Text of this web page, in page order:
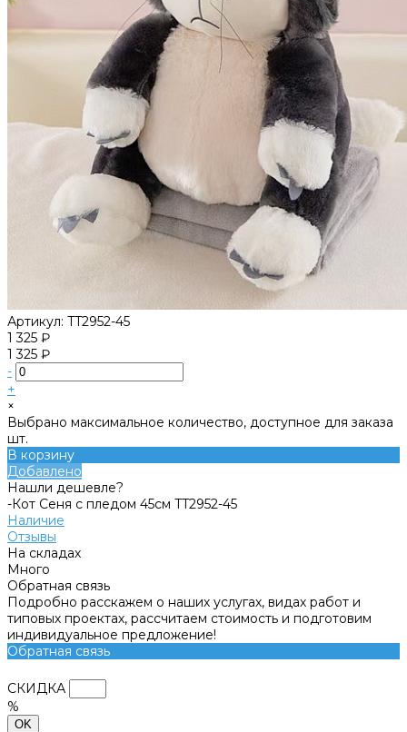
Артикул: TT2952-45
1 325 ₽
1 325 ₽
-
+
×
Выбрано максимальное количество, доступное для заказа
шт.
В корзину
Добавлено
Нашли дешевле?
-Кот Сеня с пледом 45см TT2952-45
Наличие
Отзывы
На складах
Много
Обратная связь
Подробно расскажем о наших услугах, видах работ и
типовых проектах, рассчитаем стоимость и подготовим
индивидуальное предложение!
Обратная связь
СКИДКА
%
OK